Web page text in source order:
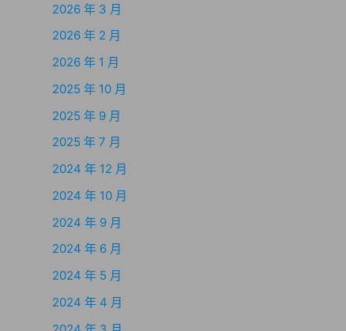
2026 年 3 月
2026 年 2 月
2026 年 1 月
2025 年 10 月
2025 年 9 月
2025 年 7 月
2024 年 12 月
2024 年 10 月
2024 年 9 月
2024 年 6 月
2024 年 5 月
2024 年 4 月